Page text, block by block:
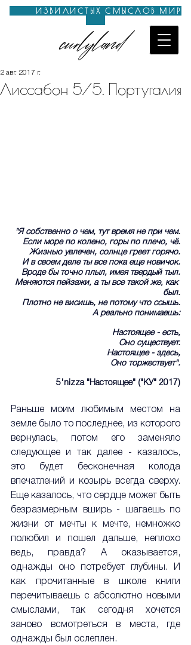
curlyland
ИЗВИЛИСТЫХ СМЫСЛОВ МИР
Лиссабон 5/5. Португалия
2 авг. 2017 г.
"Я собственно о чем, тут время не при чем.
Если море по колено, горы по плечо, чё.
Жизнью увлечен, солнце греет горячо.
И в своем деле ты все пока еще новичок.
Вроде бы точно плыл, имея твердый тыл.
Меняются пейзажи, а ты все такой же, как
был.
Плотно не висишь, не потому что ссышь.
А реально понимаешь:
Настоящее - есть,
Оно существует.
Настоящее - здесь,
Оно торжествует".
5'nizza "Настоящее" ("КУ" 2017)
Раньше моим любимым местом на
земле было то последнее, из которого
вернулась, потом его заменяло
следующее и так далее - казалось,
это будет бесконечная колода
впечатлений и козырь всегда сверху.
Еще казалось, что сердце может быть
безразмерным вширь - шагаешь по
жизни от мечты к мечте, немножко
полюбил и пошел дальше, неплохо
ведь, правда? А оказывается,
однажды оно потребует глубины. И
как прочитанные в школе книги
перечитываешь с абсолютно новыми
смыслами, так сегодня хочется
заново всмотреться в места, где
однажды был ослеплен.